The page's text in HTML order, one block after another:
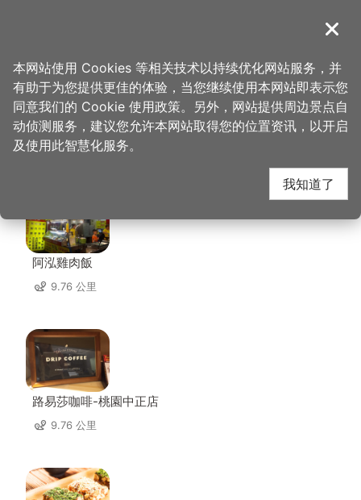
導覽
首页 > 想去的地方 > 住宿 > 宝山旅社
宝山旅社 周边店家
阿泓雞肉飯
9.76 公里
路易莎咖啡-桃園中正店
9.76 公里
关闭
本网站使用 Cookies 等相关技术以持续优化网站服务，并
有助于为您提供更佳的体验，当您继续使用本网站即表示您
同意我们的 Cookie 使用政策。另外，网站提供周边景点自
动侦测服务，建议您允许本网站取得您的位置资讯，以开启
及使用此智慧化服务。
我知道了